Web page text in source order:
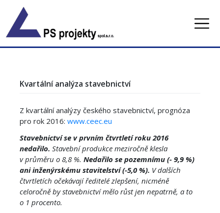
content
Kvartální analýza stavebnictví
Z kvartální analýzy českého stavebnictví, prognóza
pro rok 2016: www.ceec.eu
Stavebnictví se v prvním čtvrtletí roku 2016
nedařilo. Stavební produkce meziročně klesla
v průměru o 8,8 %. Nedařilo se pozemnímu (- 9,9 %)
ani inženýrskému stavitelství (-5,0 %). V dalších
čtvrtletích očekávají ředitelé zlepšení, nicméně
celoročně by stavebnictví mělo růst jen nepatrně, a to
o 1 procento.